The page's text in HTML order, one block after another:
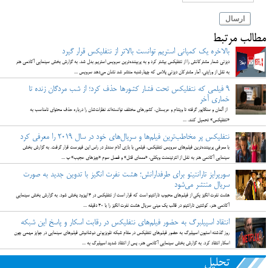
ارسال
مطالب مرتبط
بالاخره یک کمپانی استریم توانست بالاتر از نتفلیکس قرار گیرد
دیزنی شمار مشترکانش را از نتفلیکس بیشتر کرد و به پربیننده‌ترین سرویس استریم بدل شد. به گزارش بخش سینمایی آکادمی هنر
به نقل از ورایتی، آمار مشترکان دیزنی پلاس که چهارشنبه منتشر شد نشان می‌دهد سرویس ...
۹ فیلمی که نتفلیکس تحت فشار کشورها حذف کرد؛ از شب مردگان زنده تا
خماری آخر
از آلمان و سنگاپور گرفته تا ویتنام و عربستان، کشورهای مختلف توانسته‌اند نظرات‌شان را درباره حذف محتوای نامناسب به
«نتفلیکس» تحمیل کنند. ...
نتفلیکس پر مخاطب‌ترین فیلم‌ها و سریال‌های خود در سال 2019 را معرفی کرد
با معرفی پربیننده‌ترین فیلم‌های سرویس نتفلیکس، فیلمی با بازی آدام سندلر در راس این فهرست قرار گرفت. به گزارش بخش
سینمایی آکادمی هنر به نقل از انترتینمنت ویکلی، «معمای قتل» و فصل سوم «چیزهای عجیب» پ ...
سورپرایز تارانتینو برای طرفدارانش؛ هشت نفرت انگیز با تدوین جدید به صورت
سریال منتشر می‌شود
هشت نفرت انگیز یکی از فیلم‌های محبوب تارانتینو است که قرار است از نتفلیکس در 4 اپیزود پخش شود. به گزارش بخش سینمایی
آکادمی هنر، کوئنتین تارانتینو در قالب یک مینی سریال هشت نفرت انگیز را با 40 دقیقه ...
انتقاد اسپیلبرگ به حضور فیلم‌های نتفلیکس در رقابت اسکار و پاسخ این شبکه
روز گذشته استیون اسپیلبرگ به حضور فیلم‌های نتفلیکس در مقام شبکه تلویزیونی دوشادوش فیلم‌های سینمایی در جوایز مهمی چون
اسکار انتقاد کرد. به گزارش بخش سینمایی آکادمی هنر، پس از انتقاد شدید اسپیلبرگ به ...
تحلیل